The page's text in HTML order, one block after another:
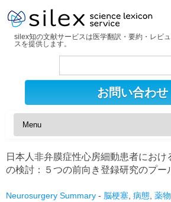
silex知の文献サービスは医学翻訳・要約・レビ
スを提供します。
検
お問い合わせ
日本人非弁膜症性心房細動患者におけ
の検討：５つの前向き登録研究のプー
Neurosurgery Summary - 脳梗塞 病態 薬